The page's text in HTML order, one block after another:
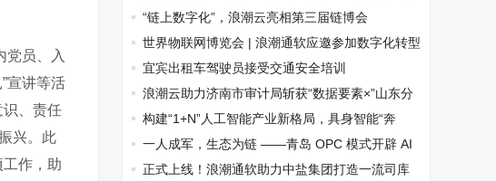
党员、入
宣讲等活
识、责任
兴。此
作，助
能+……再上热榜
“链上数字化”，浪潮云亮相第三届链博会
世界物联网博览会 | 浪潮通软应邀参加数字化转型
高质量发展论坛
宜宾出租车驾驶员接受交通安全培训
浪潮云助力济南市审计局斩获“数据要素×”山东分
赛济南市选拔赛一等奖
构建“1+N”人工智能产业新格局，具身智能“奔
赴”场景应用
一人成军，生态为链 ——青岛 OPC 模式开辟 AI
视听新质生产力赛道
正式上线！浪潮通软助力中盐集团打造一流司库